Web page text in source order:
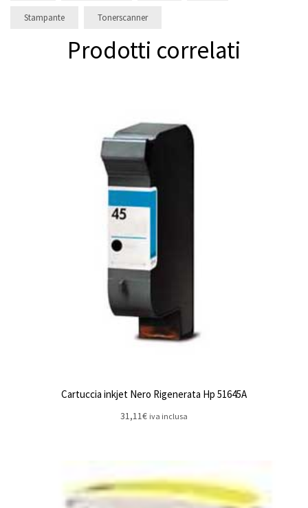
Stampante Tonerscanner
Prodotti correlati
Cartuccia inkjet Nero Rigenerata Hp 51645A
31,11€ iva inclusa